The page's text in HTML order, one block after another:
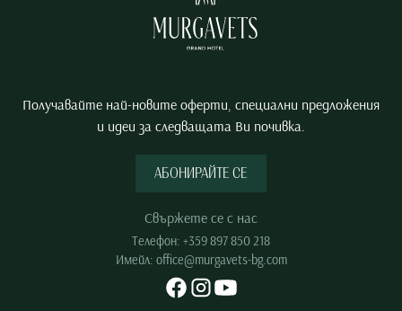
Получавайте най-новите оферти, специални предложения
и идеи за следващата Ви почивка.
АБОНИРАЙТЕ СЕ
Свържете се с нас
Телефон: +359 897 850 218
Имейл: office@murgavets-bg.com